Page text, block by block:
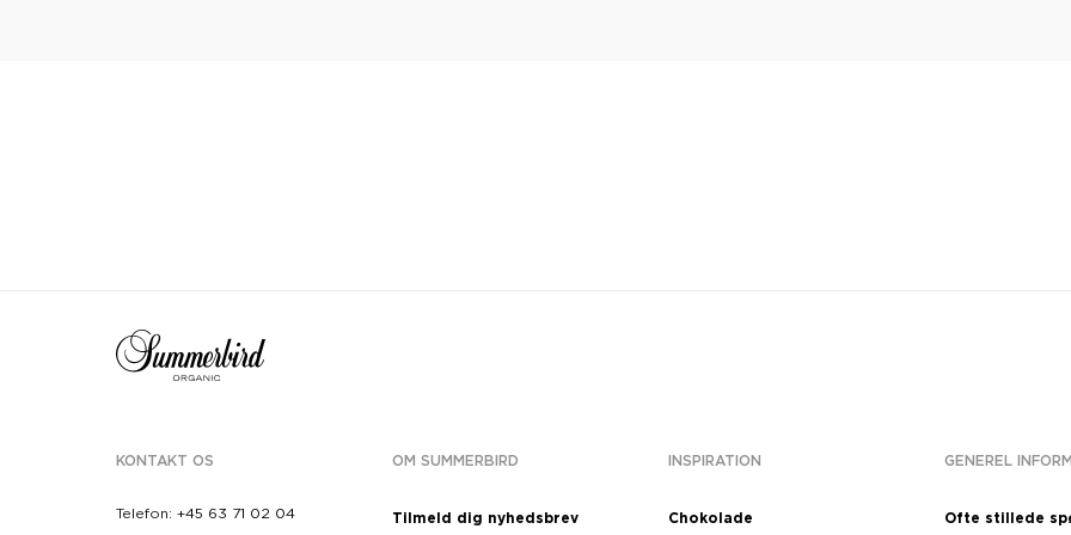
KONTAKT OS
Telefon: +45 63 71 02 04
OM SUMMERBIRD
Tilmeld dig nyhedsbrev
INSPIRATION
Chokolade
GENEREL
Ofte stillede